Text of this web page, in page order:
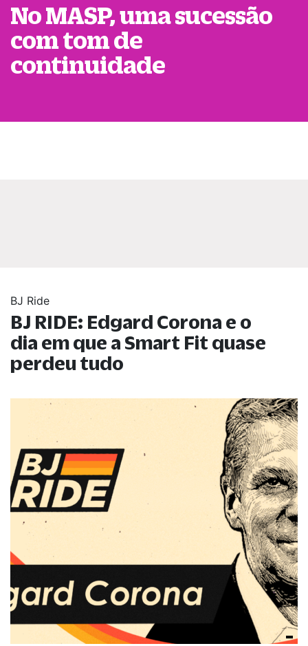
No MASP, uma sucessão
com tom de
continuidade
BJ Ride
BJ RIDE: Edgard Corona e o
dia em que a Smart Fit quase
perdeu tudo